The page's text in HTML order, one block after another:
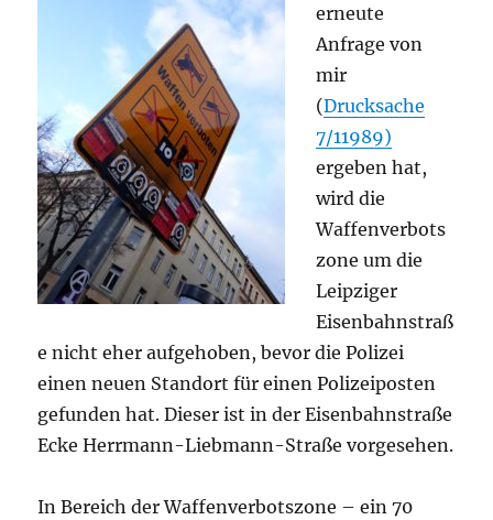
erneute
Anfrage von
mir
(Drucksache
7/11989)
ergeben hat,
wird die
Waffenverbots
zone um die
Leipziger
Eisenbahnstraß
e nicht eher aufgehoben, bevor die Polizei
einen neuen Standort für einen Polizeiposten
gefunden hat. Dieser ist in der Eisenbahnstraße
Ecke Herrmann-Liebmann-Straße vorgesehen.
In Bereich der Waffenverbotszone – ein 70